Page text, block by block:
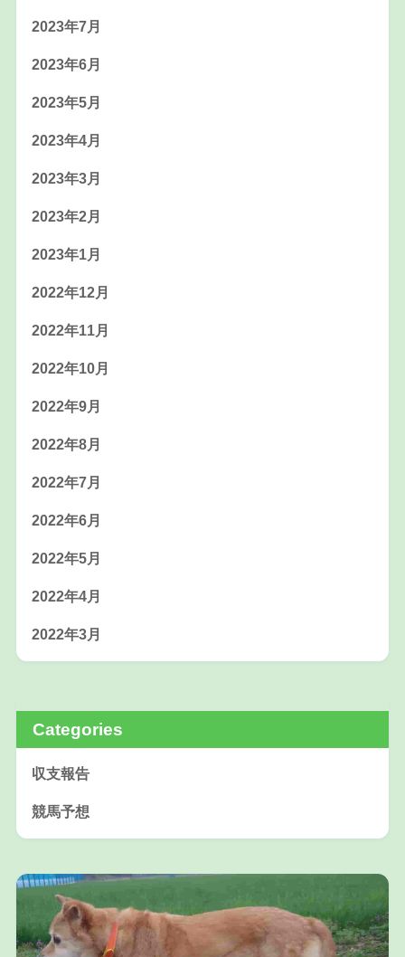
2023年7月
2023年6月
2023年5月
2023年4月
2023年3月
2023年2月
2023年1月
2022年12月
2022年11月
2022年10月
2022年9月
2022年8月
2022年7月
2022年6月
2022年5月
2022年4月
2022年3月
Categories
収支報告
競馬予想